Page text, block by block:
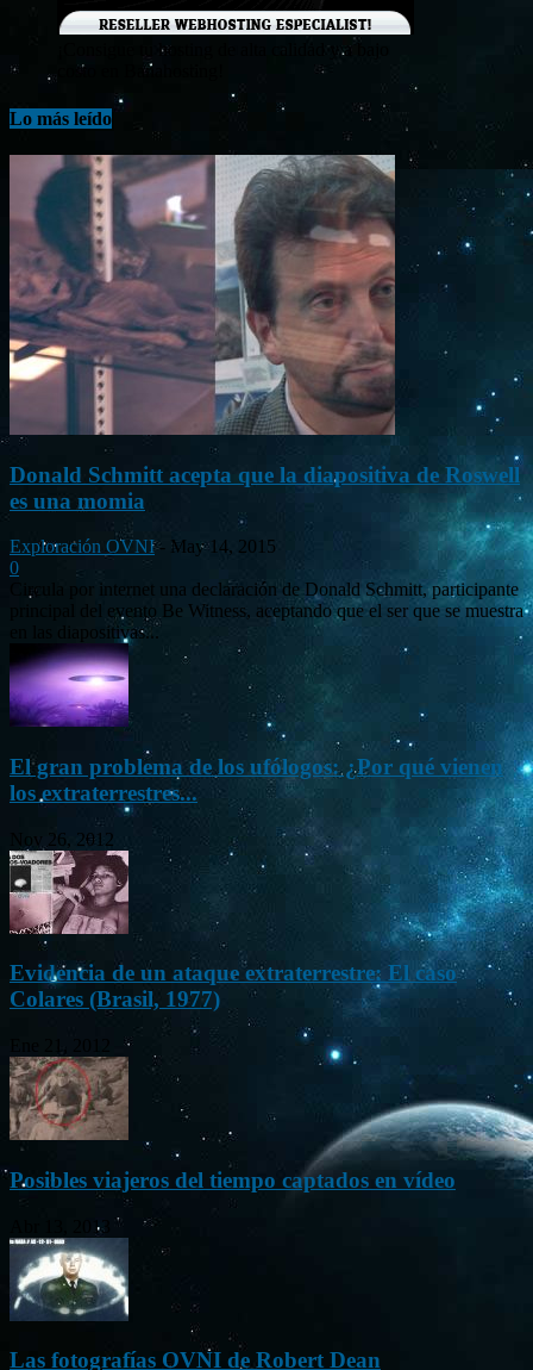
¡Consigue tu hosting de alta calidad y a bajo
costo en Banahosting!
Lo más leído
Donald Schmitt acepta que la diapositiva de Roswell
es una momia
Exploración OVNI - May 14, 2015
0
Circula por internet una declaración de Donald Schmitt, participante
principal del evento Be Witness, aceptando que el ser que se muestra
en las diapositivas...
El gran problema de los ufólogos: ¿Por qué vienen
los extraterrestres...
Nov 26, 2012
Evidencia de un ataque extraterrestre: El caso
Colares (Brasil, 1977)
Posibles viajeros del tiempo captados en vídeo
Abr 13, 2013
Las fotografías OVNI de Robert Dean